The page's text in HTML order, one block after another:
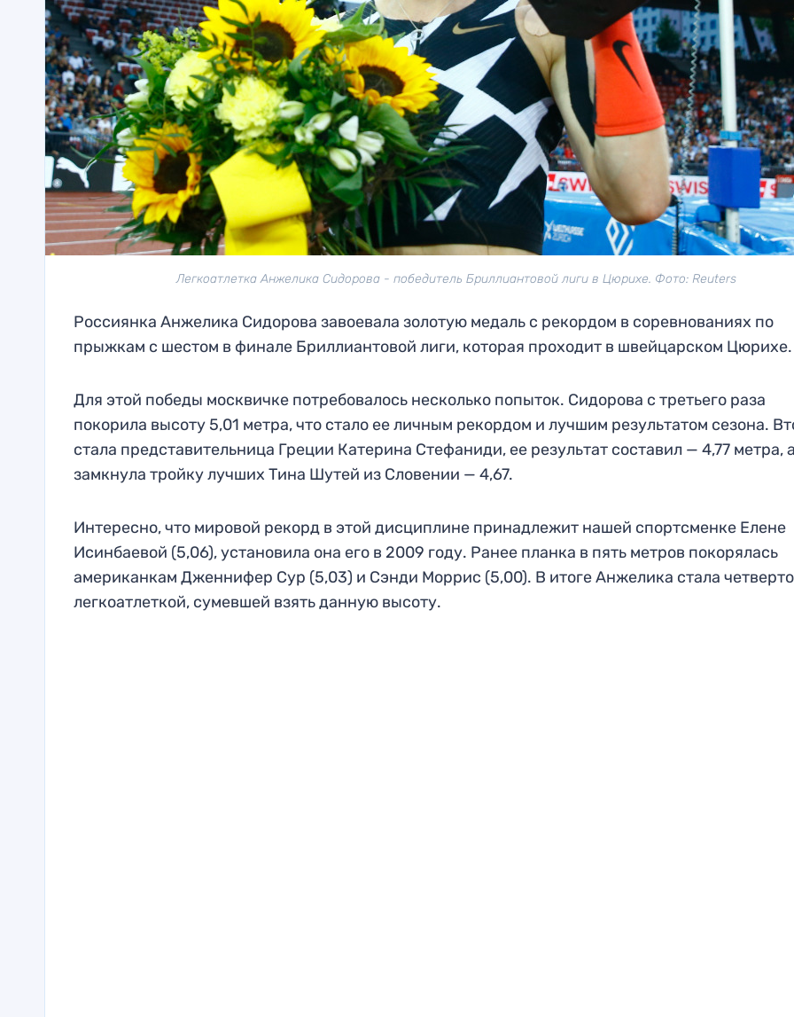
Легкоатлетка Анжелика Сидорова - победитель Бриллиантовой лиги в Цюрихе. Фото: Reuters
Россиянка Анжелика Сидорова завоевала золотую медаль с рекордом в соревнованиях по
прыжкам с шестом в финале Бриллиантовой лиги, которая проходит в швейцарском Цюрихе.
Для этой победы москвичке потребовалось несколько попыток. Сидорова с третьего раза
покорила высоту 5,01 метра, что стало ее личным рекордом и лучшим результатом сезона.
стала представительница Греции Катерина Стефаниди, ее результат составил — 4,77 метра, а
замкнула тройку лучших Тина Шутей из Словении — 4,67.
Интересно, что мировой рекорд в этой дисциплине принадлежит нашей спортсменке Елене
Исинбаевой (5,06), установила она его в 2009 году. Ранее планка в пять метров покорялась
американкам Дженнифер Сур (5,03) и Сэнди Моррис (5,00). В итоге Анжелика стала
легкоатлеткой, сумевшей взять данную высоту.